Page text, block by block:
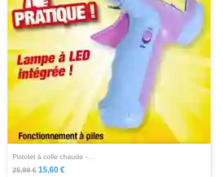
pistolet à colle chaude -...
25,99 € 15,60 €